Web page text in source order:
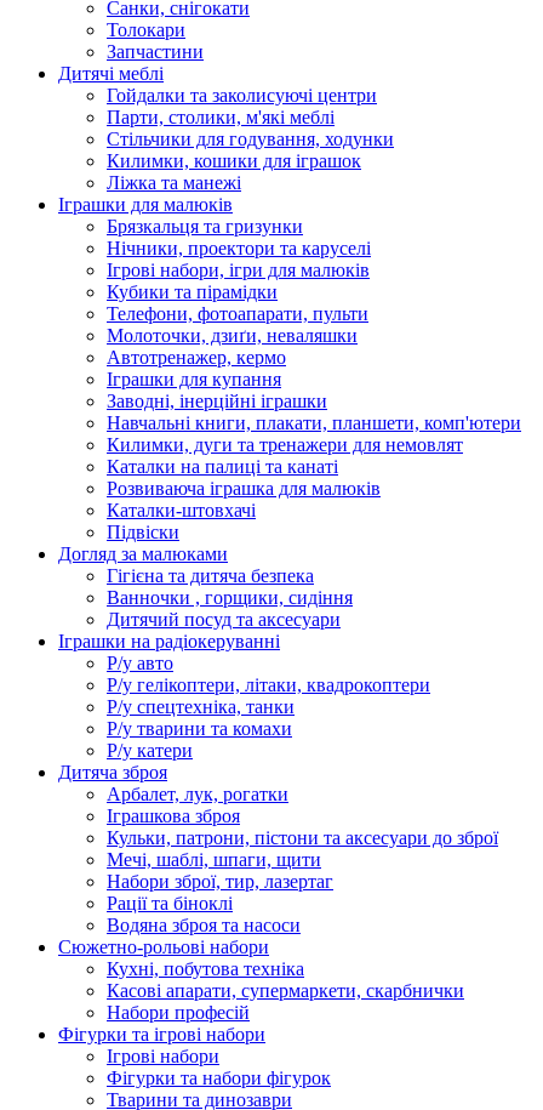
Санки, снігокати
Толокари
Запчастини
Дитячі меблі
Гойдалки та заколисуючі центри
Парти, столики, м'які меблі
Стільчики для годування, ходунки
Килимки, кошики для іграшок
Ліжка та манежі
Іграшки для малюків
Брязкальця та гризунки
Нічники, проектори та каруселі
Ігрові набори, ігри для малюків
Кубики та пірамідки
Телефони, фотоапарати, пульти
Молоточки, дзиґи, неваляшки
Автотренажер, кермо
Іграшки для купання
Заводні, інерційні іграшки
Навчальні книги, плакати, планшети, комп'ютери
Килимки, дуги та тренажери для немовлят
Каталки на палиці та канаті
Розвиваюча іграшка для малюків
Каталки-штовхачі
Підвіски
Догляд за малюками
Гігієна та дитяча безпека
Ванночки , горщики, сидіння
Дитячий посуд та аксесуари
Іграшки на радіокеруванні
Р/у авто
Р/у гелікоптери, літаки, квадрокоптери
Р/у спецтехніка, танки
Р/у тварини та комахи
Р/у катери
Дитяча зброя
Арбалет, лук, рогатки
Іграшкова зброя
Кульки, патрони, пістони та аксесуари до зброї
Мечі, шаблі, шпаги, щити
Набори зброї, тир, лазертаг
Рації та біноклі
Водяна зброя та насоси
Сюжетно-рольові набори
Кухні, побутова техніка
Касові апарати, супермаркети, скарбнички
Набори професій
Фігурки та ігрові набори
Ігрові набори
Фігурки та набори фігурок
Тварини та динозаври